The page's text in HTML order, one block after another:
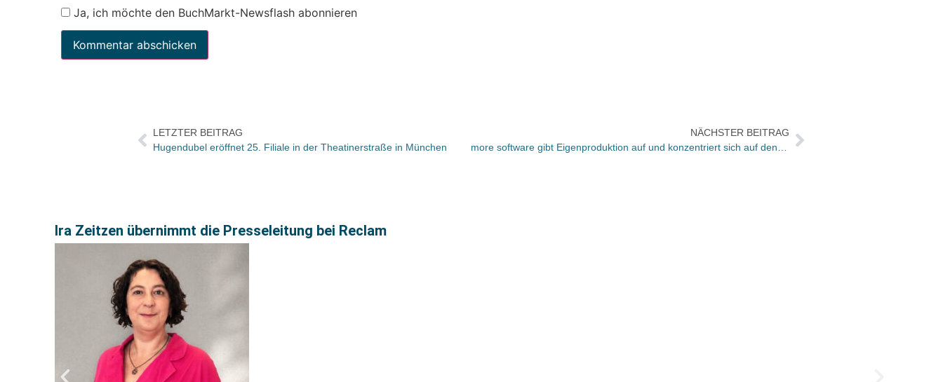
Ja, ich möchte den BuchMarkt-Newsflash abonnieren
LETZTER BEITRAG
Hugendubel eröffnet 25. Filiale in der Theatinerstraße in München
NÄCHSTER BEITRAG
Ira Zeitzen übernimmt die Presseleitung bei Reclam